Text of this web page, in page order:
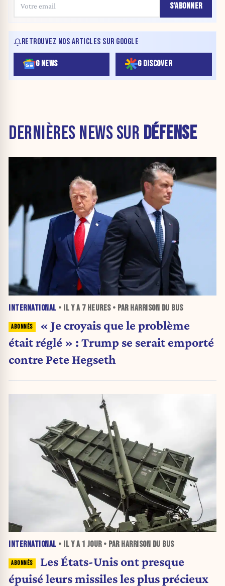
S'ABONNER
RETROUVEZ NOS ARTICLES SUR GOOGLE
G NEWS G DISCOVER
DERNIÈRES NEWS SUR DÉFENSE
INTERNATIONAL • IL Y A 7 HEURES• PAR HARRISON DU BUS
« Je croyais que le problème
était réglé » : Trump se serait emporté
contre Pete Hegseth
INTERNATIONAL • IL Y A 1 JOUR• PAR HARRISON DU BUS
Les États-Unis ont presque
épuisé leurs missiles les plus précieux